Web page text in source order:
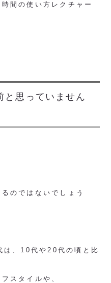
間の使い方レクチャー
と思っていません
のではないでしょう
は、10代や20代の頃と比
スタイルや、